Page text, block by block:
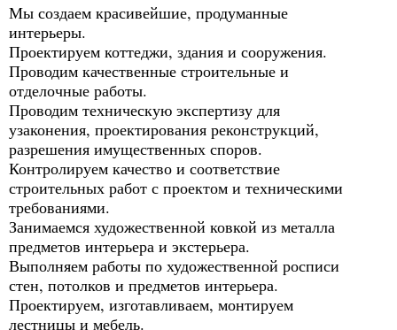
Мы создаем красивейшие, продуманные
интерьеры.
Проектируем коттеджи, здания и сооружения.
Проводим качественные строительные и
отделочные работы.
Проводим техническую экспертизу для
узаконения, проектирования реконструкций,
разрешения имущественных споров.
Контролируем качество и соответствие
строительных работ с проектом и техническими
требованиями.
Занимаемся художественной ковкой из металла
предметов интерьера и экстерьера.
Выполняем работы по художественной росписи
стен, потолков и предметов интерьера.
Проектируем, изготавливаем, монтируем
лестницы и мебель.